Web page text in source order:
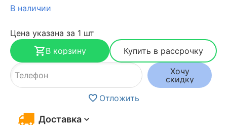
В наличии
Цена указана за 1 шт
В корзину
Купить в рассрочку
Хочу
скидку
Отложить
Доставка